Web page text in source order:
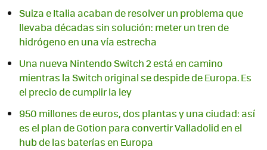
Suiza e Italia acaban de resolver un problema que
llevaba décadas sin solución: meter un tren de
hidrógeno en una vía estrecha
Una nueva Nintendo Switch 2 está en camino
mientras la Switch original se despide de Europa. Es
el precio de cumplir la ley
950 millones de euros, dos plantas y una ciudad: así
es el plan de Gotion para convertir Valladolid en el
hub de las baterías en Europa